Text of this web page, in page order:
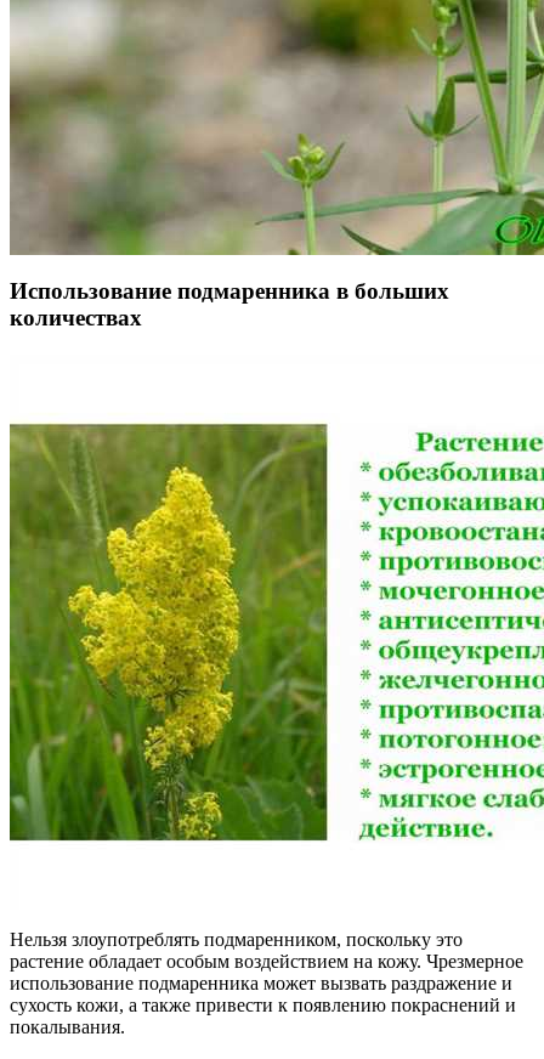
Использование подмаренника в больших
количествах
Нельзя злоупотреблять подмаренником, поскольку это
растение обладает особым воздействием на кожу. Чрезмерное
использование подмаренника может вызвать раздражение и
сухость кожи, а также привести к появлению покраснений и
покалывания.